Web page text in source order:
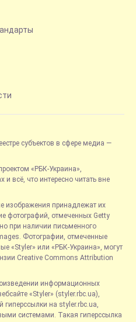
субъектов в сфере медиа —
«РБК-Украина»,
всё, что интересно читать вне
изображения принадлежат их
фотографий, отмеченных Getty
при наличии письменного
Фотографии, отмеченные
«Styler» или «РБК-Украина», могут
Creative Commons Attribution
информационных
«Styler» (styler.rbc.ua),
гиперссылки на styler.rbc.ua,
системами. Такая гиперссылка